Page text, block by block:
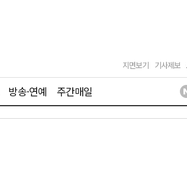
지면보기 기사제보
방송·연예 주간매일